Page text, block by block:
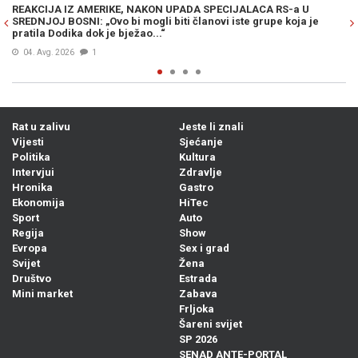
RS-a U
koja je
MUK U MOSTARU: Članica Predsjedništva Bosne i
Željka Cvijanović vojno-redarstvenu akciju „Oluja“
„zločinačkom“, očekuje se reakcija iz Zagreba...
Rat u zalivu
Vijesti
Politika
Intervjui
Hronika
Ekonomija
Sport
Regija
Evropa
Svijet
Društvo
Mini market
Jeste li znali
Sjećanje
Kultura
Zdravlje
Gastro
HiTec
Auto
Show
Sex i grad
Žena
Estrada
Zabava
Frljoka
Šareni svijet
SP 2026
SENAD ANTE-PORTAL